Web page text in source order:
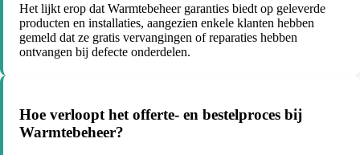
Het lijkt erop dat Warmtebeheer garanties biedt op geleverde
producten en installaties, aangezien enkele klanten hebben
gemeld dat ze gratis vervangingen of reparaties hebben
ontvangen bij defecte onderdelen.
Hoe verloopt het offerte- en bestelproces bij
Warmtebeheer?